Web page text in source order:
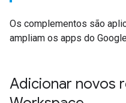
Os complementos são
ampliam os apps do
Adicionar novos